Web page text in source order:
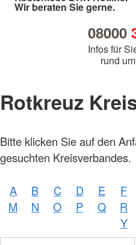
Wir beraten Sie gerne.
08000
Infos für
rund
Rotkreuz
Bitte klicken Sie auf den
gesuchten Kreisverbandes.
A B C D E F
M
N O P Q R
Y